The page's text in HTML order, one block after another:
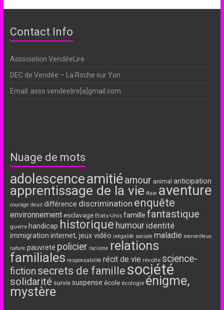
Contact Info
Association VendéeLire
DEC de Vendée – La Roche sur Yon
Email: asso.vendeelire[a]gmail.com
Nuage de mots
adolescenceamitiéamour animal anticipation
apprentissage de la vie Asie aventure
courage deuil différence discrimination enquête
environnement esclavage Etats-Unis famille fantastique
guerre handicap historique humour identité
immigration internet, jeux vidéo inégalité sociale maladie merveilleux
nature pauvreté policier racisme relations
familiales responsabilité récit de vie révolte science-
fiction secrets de famille société
solidarité survie suspense école écologie énigme,
mystère